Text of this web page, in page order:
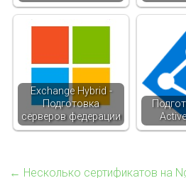
Exchange Hybrid -
Подготовка
серверов федерации
← Несколько сертификатов на